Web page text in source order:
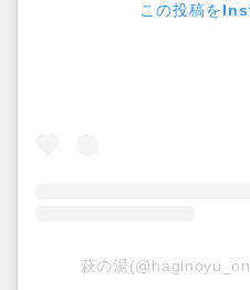
この投稿を
萩の湯